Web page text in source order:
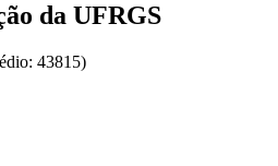
da UFRGS
43815)